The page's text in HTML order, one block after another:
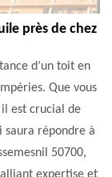
près de chez
d’un toit en
Que vous
il est crucial de
saura répondre à
50700,